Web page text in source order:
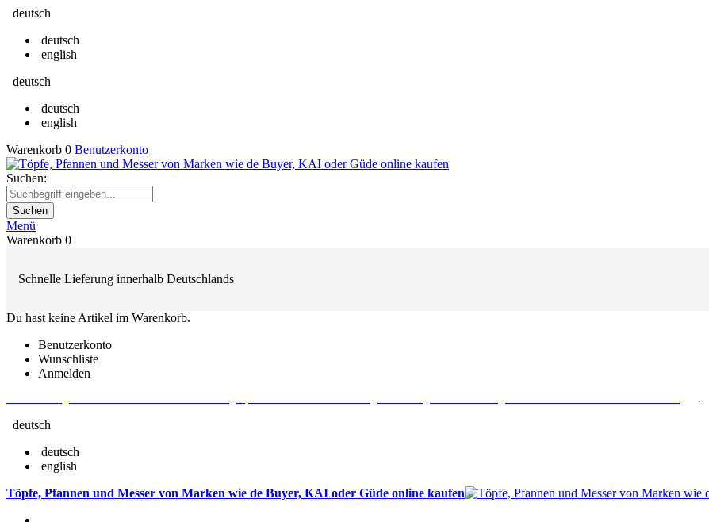
deutsch
deutsch
english
deutsch
deutsch
english
Warenkorb 0 Benutzerkonto
Suchen:
Suchen
Menü
Warenkorb 0
Schnelle Lieferung innerhalb Deutschlands
Du hast keine Artikel im Warenkorb.
Benutzerkonto
Wunschliste
Anmelden
.
deutsch
deutsch
english
Töpfe, Pfannen und Messer von Marken wie de Buyer, KAI oder Güde online kaufen